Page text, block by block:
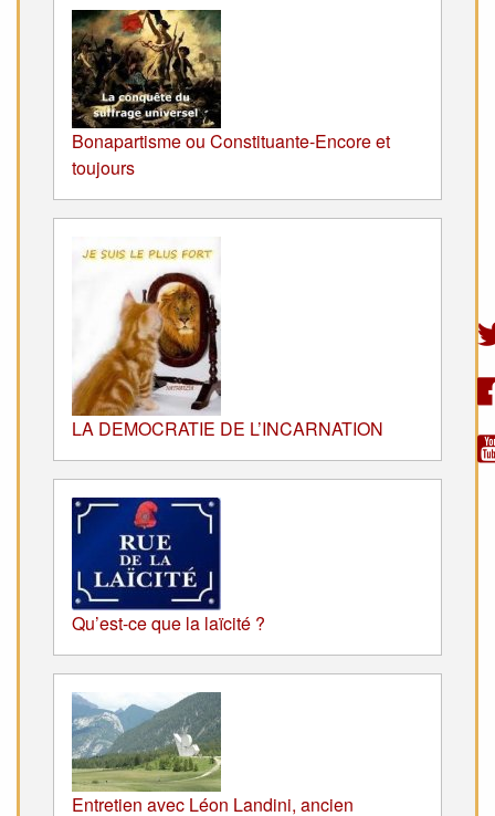
Bonapartisme ou Constituante-Encore et
toujours
LA DEMOCRATIE DE L’INCARNATION
Qu’est-ce que la laïcité ?
Entretien avec Léon Landini, ancien